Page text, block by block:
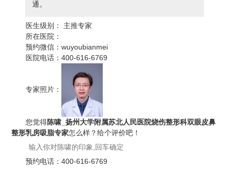
通。
医生级别：
主推专家
所在医院：
预约微信：wuyoubianmei
医院电话：400-616-6769
专家照片：
您觉得陈啸_扬州大学附属苏北人民医院烧伤整形科双眼皮鼻
整形乳房吸脂专家怎么样？给个评价吧！
预约电话：400-616-6769